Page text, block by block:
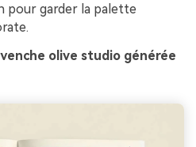
pour garder la palette
olive studio générée